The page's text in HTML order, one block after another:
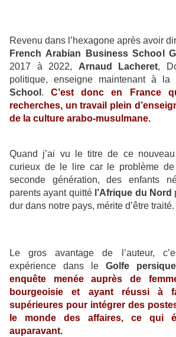
Revenu dans l’hexagone après avoir
French Arabian Business School
2017 à 2022, Arnaud Lacheret,
politique, enseigne maintenant à la
School .C’est donc en France
recherches, un travail plein
de la culture arabo-musulmane.
Quand j’ai vu le titre de ce
curieux de le lire car le problème de
seconde génération, des enfants
parents ayant quitté l’Afrique du Nord
dur dans notre pays, mérite d’être traité.
Le gros avantage de l’auteur,
expérience dans le Golfe persique
enquête menée auprès de
bourgeoisie et ayant réussi à
supérieures pour intégrer des
le monde des affaires, ce qui
auparavant.